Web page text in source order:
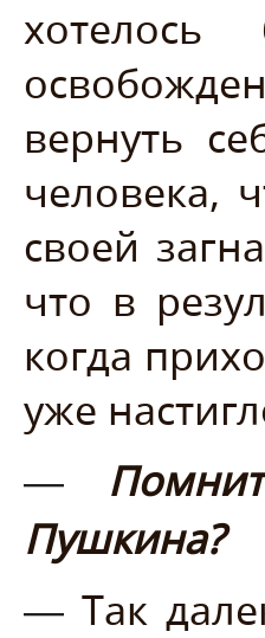
вернуть
человека,
своей
что в
когда
уже
—
Пушкина?
— Так